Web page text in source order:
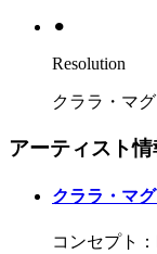
⚫︎
Resolution
クララ・マ
アーティスト情
クララ・マ
コンセプト